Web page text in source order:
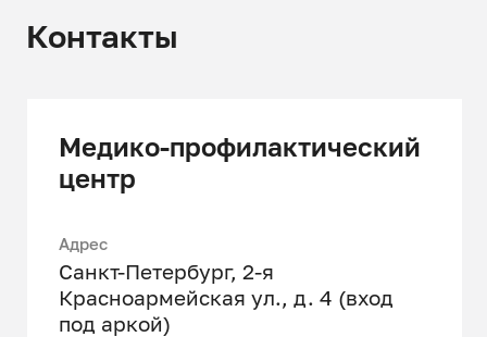
Контакты
Медико-профилактический
центр
Адрес
Санкт-Петербург, 2-я
Красноармейская ул., д. 4 (вход
под аркой)